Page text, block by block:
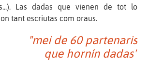
Las dadas que vienen de tot lo
tant escriutas com oraus.
"mei de 60 partenaris
que hornín dadas"